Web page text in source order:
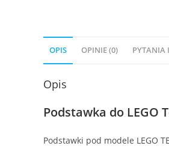
OPIS OPINIE (0) PYTANIA
Opis
Podstawka do LEGO
Podstawki pod modele LEGO